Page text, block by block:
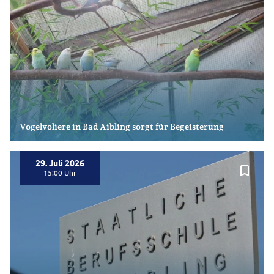
Vogelvoliere in Bad Aibling sorgt für Begeisterung
bookmark_border
29. Juli 2026
15:00